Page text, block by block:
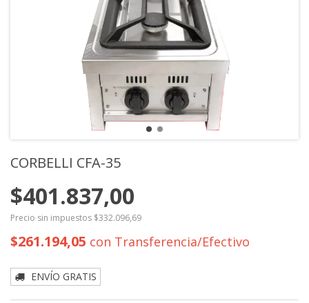
CORBELLI CFA-35
$401.837,00
Precio sin impuestos $332.096,69
$261.194,05 con Transferencia/Efectivo
ENVÍO GRATIS